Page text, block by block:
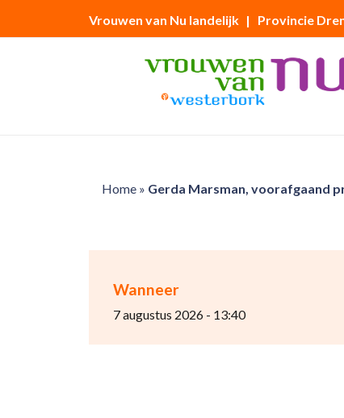
Vrouwen van Nu landelijk | Provincie
Home» Gerda Marsman, voorafgaand
Wanneer
7 augustus 2026 - 13:40